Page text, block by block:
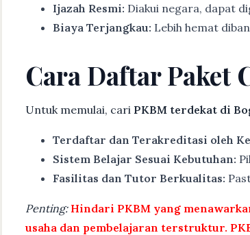
Ijazah Resmi: Diakui negara, dapat
Biaya Terjangkau: Lebih hemat
Cara Daftar Paket
Untuk memulai, cari PKBM terdekat di
Terdaftar dan Terakreditasi oleh
Sistem Belajar Sesuai Kebutuhan:
Fasilitas dan Tutor Berkualitas:
Penting: Hindari PKBM yang
usaha dan pembelajaran terstruktur.